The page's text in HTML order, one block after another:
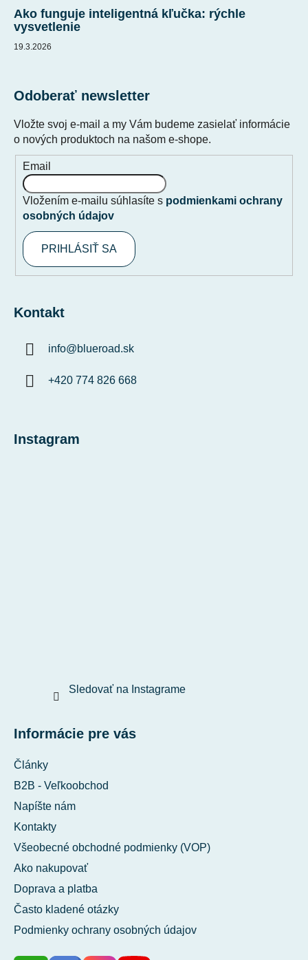
Ako funguje inteligentná kľučka: rýchle
vysvetlenie
19.3.2026
Odoberať newsletter
Vložte svoj e-mail a my Vám budeme zasielať informácie
o nových produktoch na našom e-shope.
Email
Vložením e-mailu súhlasíte s podmienkami ochrany
osobných údajov
PRIHLÁSIŤ SA
Kontakt
info@blueroad.sk
+420 774 826 668
Instagram
Sledovať na Instagrame
Informácie pre vás
Články
B2B - Veľkoobchod
Napíšte nám
Kontakty
Všeobecné obchodné podmienky (VOP)
Ako nakupovať
Doprava a platba
Často kladené otázky
Podmienky ochrany osobných údajov